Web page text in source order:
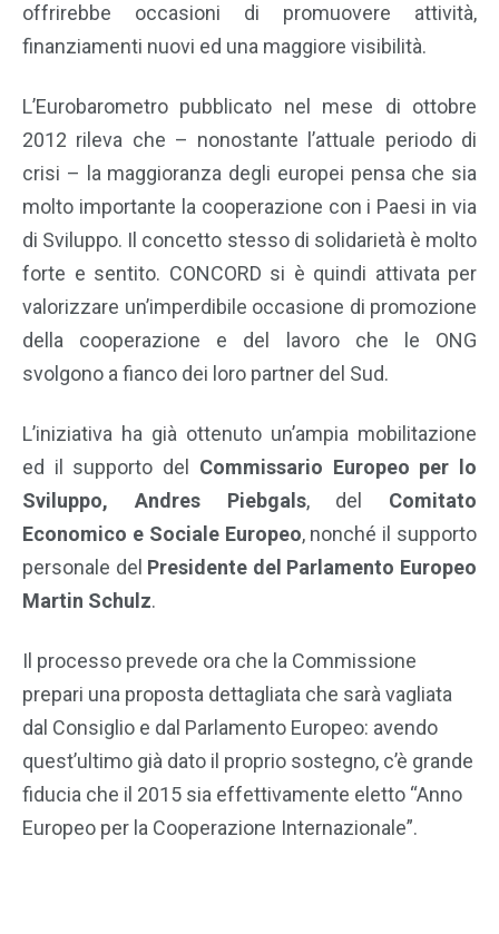
offrirebbe occasioni di promuovere attività,
finanziamenti nuovi ed una maggiore visibilità.
L’Eurobarometro pubblicato nel mese di ottobre
2012 rileva che – nonostante l’attuale periodo di
crisi – la maggioranza degli europei pensa che sia
molto importante la cooperazione con i Paesi in via
di Sviluppo. Il concetto stesso di solidarietà è molto
forte e sentito. CONCORD si è quindi attivata per
valorizzare un’imperdibile occasione di promozione
della cooperazione e del lavoro che le ONG
svolgono a fianco dei loro partner del Sud.
L’iniziativa ha già ottenuto un’ampia mobilitazione
ed il supporto del Commissario Europeo per lo
Sviluppo, Andres Piebgals, del Comitato
Economico e Sociale Europeo, nonché il supporto
personale del Presidente del Parlamento Europeo
Martin Schulz.
Il processo prevede ora che la Commissione
prepari una proposta dettagliata che sarà vagliata
dal Consiglio e dal Parlamento Europeo: avendo
quest’ultimo già dato il proprio sostegno, c’è grande
fiducia che il 2015 sia effettivamente eletto “Anno
Europeo per la Cooperazione Internazionale”.